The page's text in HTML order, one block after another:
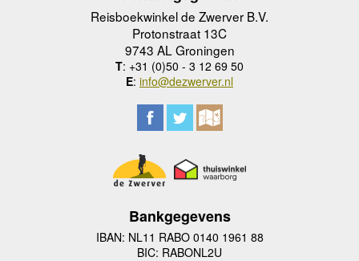
Reisboekwinkel de Zwerver B.V.
Protonstraat 13C
9743 AL Groningen
T: +31 (0)50 - 3 12 69 50
E: info@dezwerver.nl
Bankgegevens
IBAN: NL11 RABO 0140 1961 88
BIC: RABONL2U